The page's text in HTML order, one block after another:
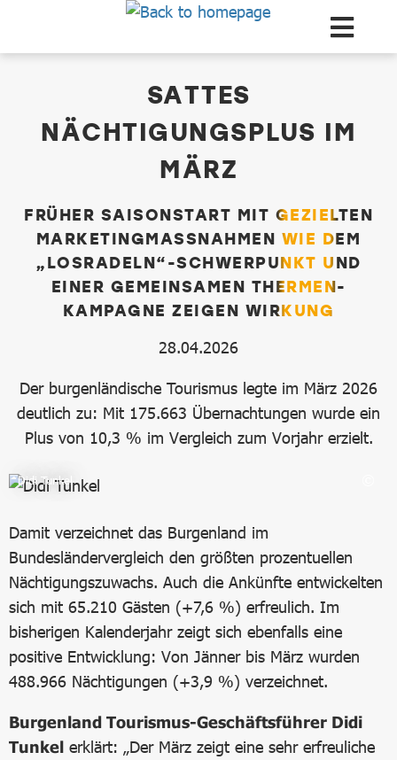
Zum Hauptinhalt springen
SATTES
NÄCHTIGUNGSPLUS IM
MÄRZ
FRÜHER SAISONSTART MIT GEZIELTEN
MARKETINGMASSNAHMEN WIE DEM „
LOSRADELN“-SCHWERPUNKT UND E
INER GEMEINSAMEN THERMEN-K
AMPAGNE ZEIGEN WIRKUNG
28.04.2026
Der burgenländische Tourismus legte im März 2026
deutlich zu: Mit 175.663 Übernachtungen wurde ein
Plus von 10,3 % im Vergleich zum Vorjahr erzielt.
Didi Tunkel
Damit verzeichnet das Burgenland im
Bundesländervergleich den größten prozentuellen
Nächtigungszuwachs. Auch die Ankünfte entwickelten
sich mit 65.210 Gästen (+7,6 %) erfreulich. Im
bisherigen Kalenderjahr zeigt sich ebenfalls eine
positive Entwicklung: Von Jänner bis März wurden
488.966 Nächtigungen (+3,9 %) verzeichnet.
Burgenland Tourismus-Geschäftsführer Didi
Tunkel erklärt: „Der März zeigt eine sehr erfreuliche